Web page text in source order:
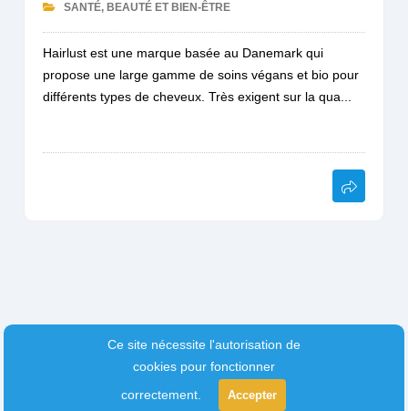
SANTÉ, BEAUTÉ ET BIEN-ÊTRE
Hairlust est une marque basée au Danemark qui
propose une large gamme de soins végans et bio pour
différents types de cheveux. Très exigent sur la qua...
Ce site nécessite l'autorisation de
cookies pour fonctionner
correctement.
Accepter